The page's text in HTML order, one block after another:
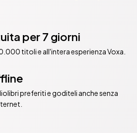
per 7 giorni
titoli e all'intera esperienza Voxa.
preferiti e goditeli anche senza